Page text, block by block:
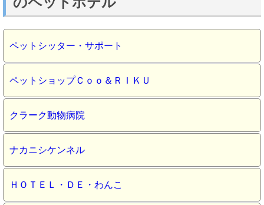
ペットシッター・サポート
ペットショップＣｏｏ＆ＲＩＫＵ
クラーク動物病院
ナカニシケンネル
ＨＯＴＥＬ・ＤＥ・わんこ